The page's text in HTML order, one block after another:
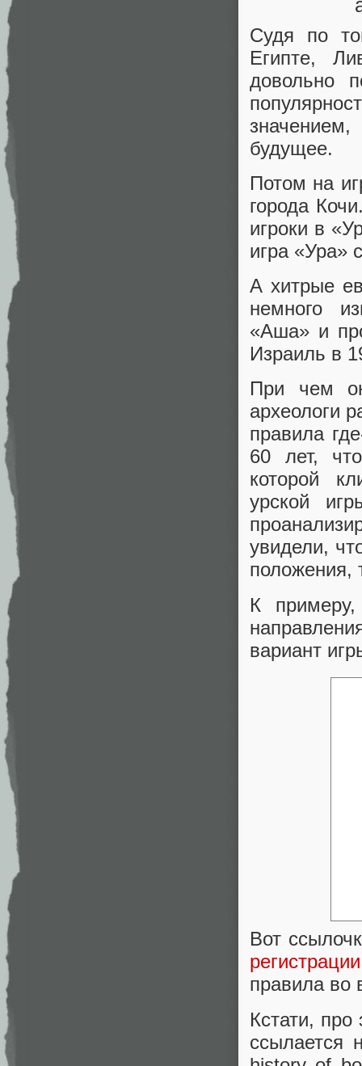
Судя по
Египте,
довольно
будущее.
Потом на
города
игроки в
игра «Ура»
А хитрые
немного
«Аша» и
Израиль в
При чем
археологи
правила
60 лет,
которой
урской
увидели,
положения,
К
вариант
Вот
регистрации
правила во
Кстати, про
ссылается